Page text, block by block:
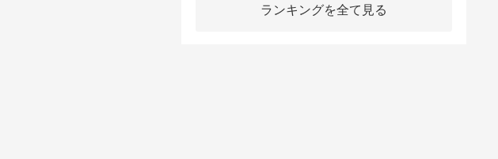
ランキングを全て見る